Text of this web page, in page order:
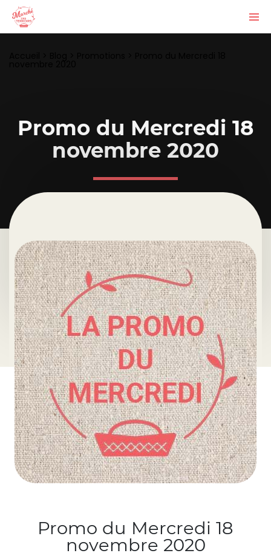
Promo du Mercredi 18
novembre 2020
Promo du Mercredi 18
novembre 2020